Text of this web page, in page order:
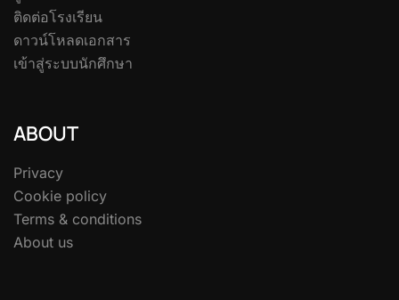
ติดต่อโรงเรียน
ดาวน์โหลดเอกสาร
เข้าสู่ระบบนักศึกษา
ABOUT
Privacy
Cookie policy
Terms & conditions
About us